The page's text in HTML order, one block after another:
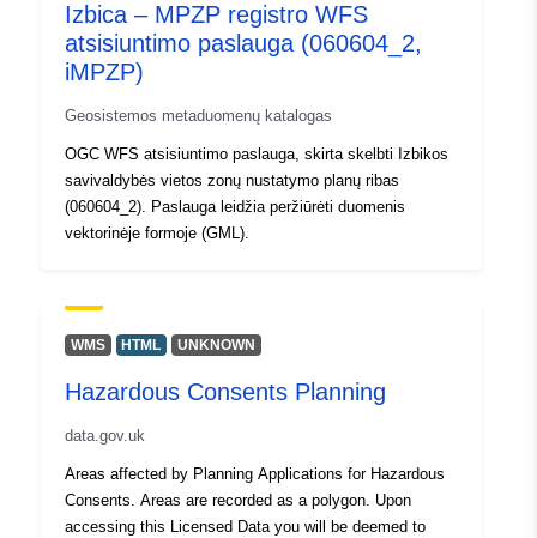
Izbica – MPZP registro WFS
atsisiuntimo paslauga (060604_2,
iMPZP)
Geosistemos metaduomenų katalogas
OGC WFS atsisiuntimo paslauga, skirta skelbti Izbikos
savivaldybės vietos zonų nustatymo planų ribas
(060604_2). Paslauga leidžia peržiūrėti duomenis
vektorinėje formoje (GML).
WMS HTML UNKNOWN
Hazardous Consents Planning
data.gov.uk
Areas affected by Planning Applications for Hazardous
Consents. Areas are recorded as a polygon. Upon
accessing this Licensed Data you will be deemed to